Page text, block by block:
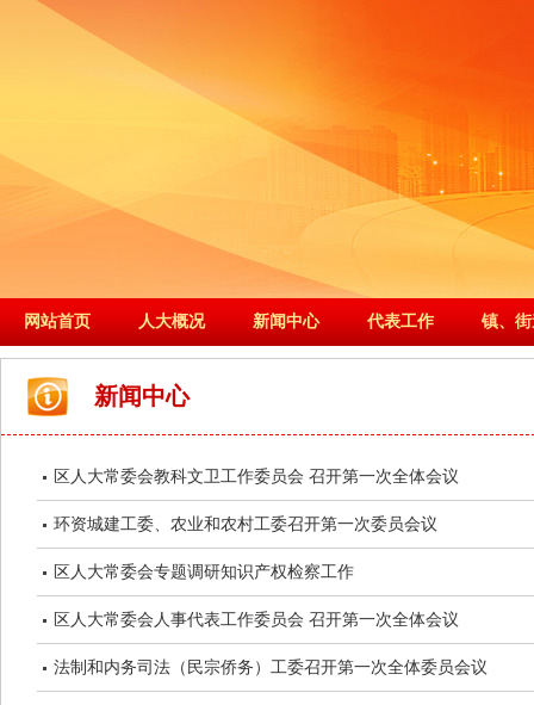
网站首页 人大概况 新闻中心 代表工作 镇、
新闻中心
区人大常委会教科文卫工作委员会 召开第一次全体会议
环资城建工委、农业和农村工委召开第一次委员会议
区人大常委会专题调研知识产权检察工作
区人大常委会人事代表工作委员会 召开第一次全体会议
法制和内务司法（民宗侨务）工委召开第一次全体委员会议